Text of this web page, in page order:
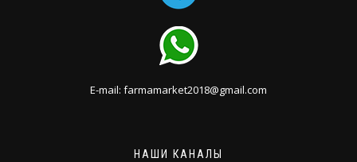
E-mail: farmamarket2018@gmail.com
НАШИ КАНАЛЫ